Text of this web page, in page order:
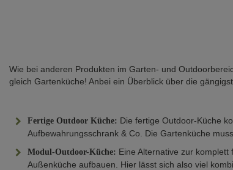
Wie bei anderen Produkten im Garten- und
gleich Gartenküche! Anbei ein Überblick über die
Fertige Outdoor Küche: Die fertige Outdoor-Küche
Aufbewahrungsschrank & Co. Die Gartenküche
Modul-Outdoor-Küche: Eine Alternative zur
Außenküche aufbauen. Hier lässt sich also viel